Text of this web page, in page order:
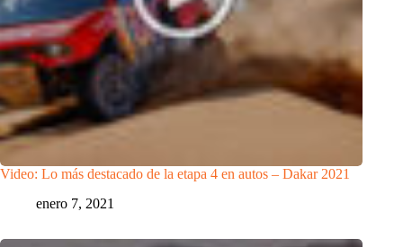
Video: Lo más destacado de la etapa 4 en autos – Dakar 2021
enero 7, 2021